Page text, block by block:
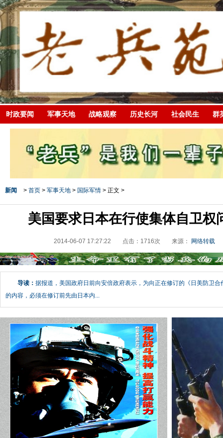
时政要闻 军事天地 战略观察 历史长河 社会民生 群
新闻 > 首页 > 军事天地 > 国际军情 > 正文 >
美国要求日本在行使集体自卫权
2014-06-07 17:27:22 点击： 1716次 来源： 网络转载
导读： 据报道，美国政府日前向安倍政府表示，为向正在修订的《日美防卫
的内容，必须在修订前先由日本内...